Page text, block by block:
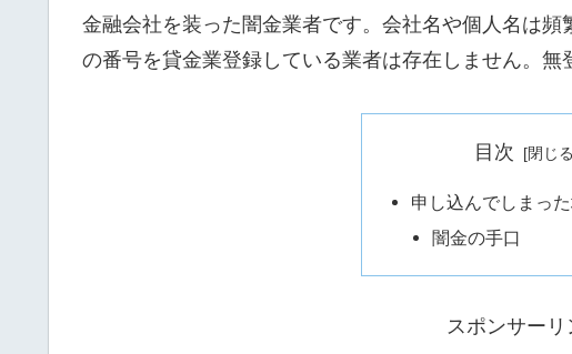
金融会社を装った闇金業者です。会社名や個人名は頻
の番号を貸金業登録している業者は存在しません。無
目次
申し込んでしまっ
闇金の手口
スポンサーリ